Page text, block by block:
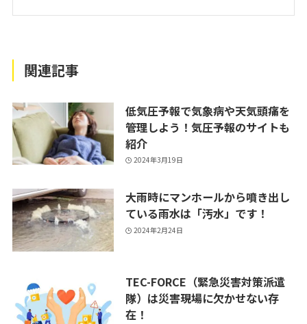
関連記事
低気圧予報で気象病や天気頭痛を
管理しよう！気圧予報のサイトも
紹介
2024年3月19日
大雨時にマンホールから噴き出し
ている雨水は「汚水」です！
2024年2月24日
TEC-FORCE（緊急災害対策派遣
隊）は災害現場に欠かせない存
在！